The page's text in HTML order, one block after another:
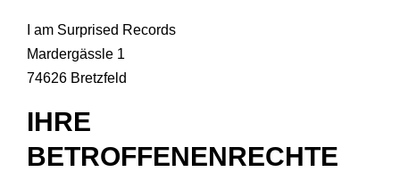
I am Surprised Records
Mardergässle 1
74626 Bretzfeld
IHRE
BETROFFENENRECHTE